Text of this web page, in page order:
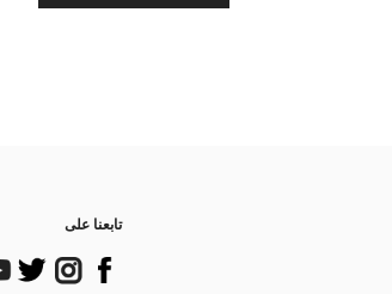
تابعنا على